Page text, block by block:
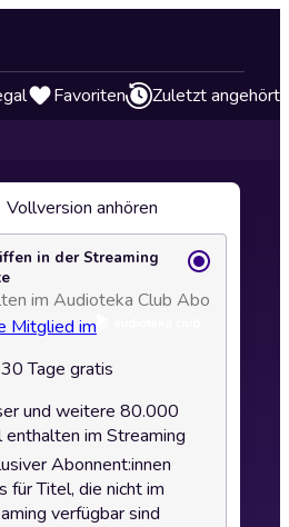
Favoriten Zuletzt angehört
Vollversion anhören
in der Streaming
im Audioteka Club Abo
Mitglied im
Tage gratis
und weitere 80.000
enthalten im Streaming
Abonnent:innen
für Titel, die nicht im
verfügbar sind